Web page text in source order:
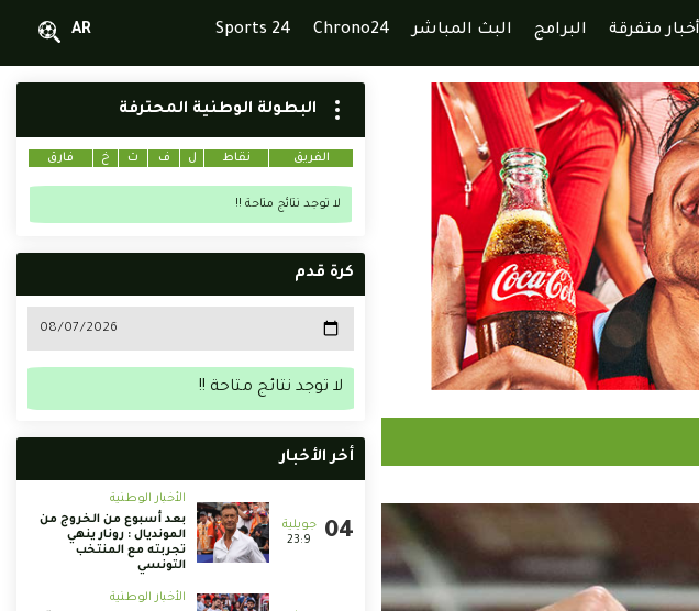
أخبار متفرقة البرامج البث المباشر Chrono24
Sports 24
AR
البطولة الوطنية المحترفة
الفريق نقاط ل ف ت خ فارق
لا توجد نتائج متاحة !!
كرة قدم
لا توجد نتائج متاحة !!
أخر الأخبار
23:9
الأخبار الوطنية
بعد أسبوع من الخروج من
المونديال : رونار ينهي
تجربته مع المنتخب
التونسي
الأخبار الوطنية